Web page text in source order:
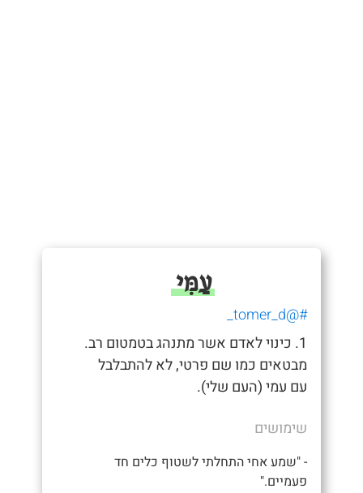
עַמִּי
#@tomer_d_
1. כינוי לאדם אשר מתנהג בטמטום רב.
מבטאים כמו שם פרטי, לא להתבלבל
עם עמי (העם שלי).
שימושים
- "שמע אחי התחלתי לשטוף כלים חד
פעמיים."